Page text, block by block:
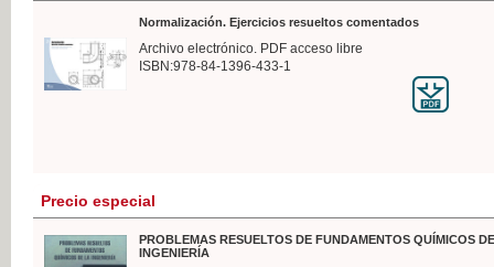
Normalización. Ejercicios resueltos comentados
Archivo electrónico. PDF acceso libre
ISBN:978-84-1396-433-1
Precio especial
PROBLEMAS RESUELTOS DE FUNDAMENTOS QUÍMICOS
INGENIERÍA